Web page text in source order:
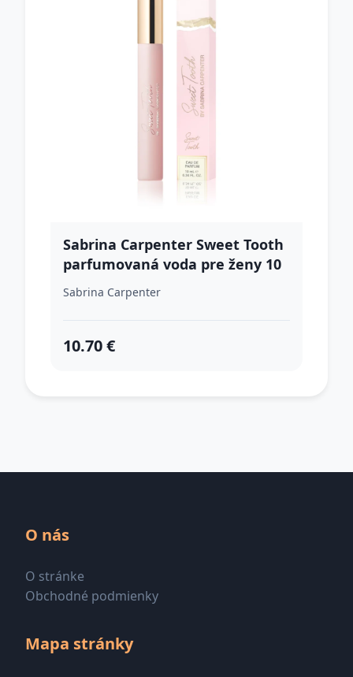
Sabrina Carpenter Sweet Tooth
parfumovaná voda pre ženy 10
ml
Sabrina Carpenter
10.70 €
O nás
O stránke
Obchodné podmienky
Mapa stránky